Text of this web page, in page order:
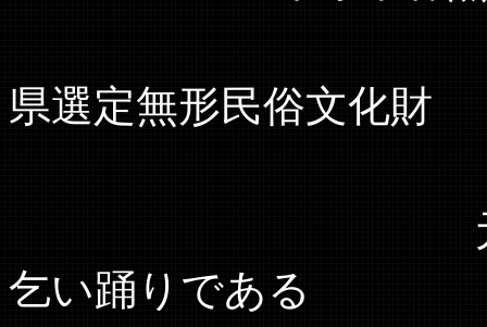
県選定無形民俗文化財
元々は江戸
乞い踊りである